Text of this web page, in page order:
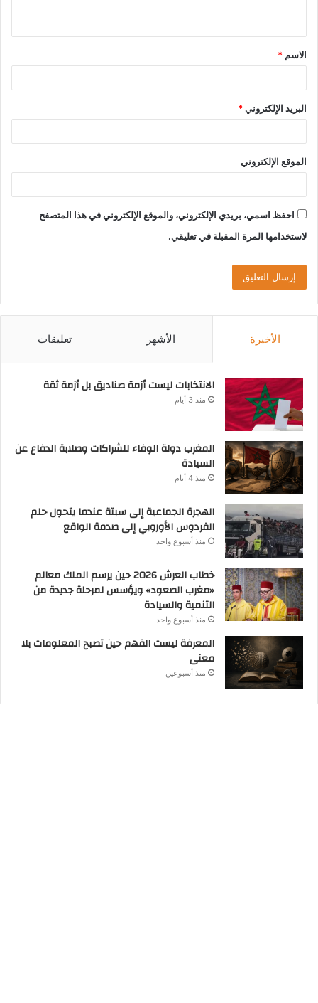
الاسم *
البريد الإلكتروني*
الموقع الإلكتروني
احفظ اسمي، بريدي الإلكتروني، والموقع الإلكتروني في هذا المتصفح
لاستخدامها المرة المقبلة في تعليقي.
الأخيرة الأشهر تعليقات
الانتخابات ليست أزمة صناديق بل أزمة ثقة
منذ 3 أيام
المغرب دولة الوفاء للشراكات وصلابة الدفاع عن
السيادة
منذ 4 أيام
الهجرة الجماعية إلى سبتة عندما يتحول حلم
الفردوس الأوروبي إلى صدمة الواقع
منذ أسبوع واحد
خطاب العرش 2026 حين يرسم الملك معالم
«مغرب الصعود» ويؤسس لمرحلة جديدة من
التنمية والسيادة
منذ أسبوع واحد
المعرفة ليست الفهم حين تصبح المعلومات بلا
معنى
منذ أسبوعين